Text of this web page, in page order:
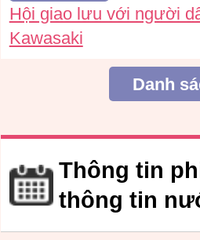
Hội giao lưu với người
Kawasaki
Danh
Thông tin
thông tin